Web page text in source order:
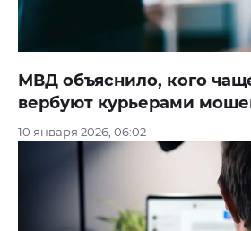
МВД объяснило, кого
вербуют курьерами
10 января 2026, 06:02